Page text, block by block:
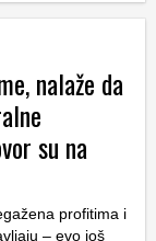
nalaže da
su na
profitima i
– evo još